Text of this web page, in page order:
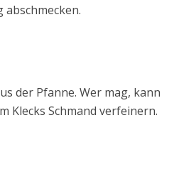
der Pfanne. Wer mag, kann
Klecks Schmand verfeinern.